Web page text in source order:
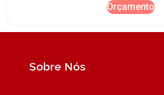
Orçamento
Sobre Nós